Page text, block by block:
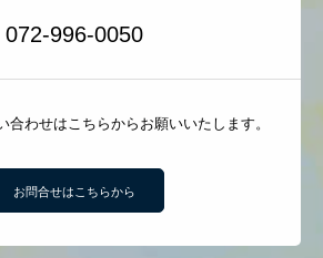
072-996-0050
合わせはこちらからお願いいたします。
お問合せはこちらから